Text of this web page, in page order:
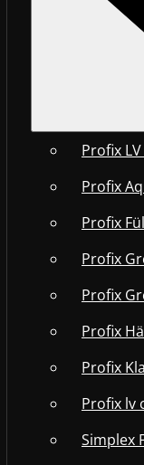
Profix LV
Profix
Profix
Profix
Profix
Profix
Profix
Profix lv
Simplex